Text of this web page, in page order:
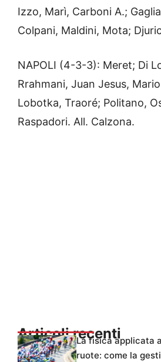
Izzo, Marì, Carboni A.;
Colpani, Maldini, Mota;
NAPOLI (4-3-3): Meret; Di
Rrahmani, Juan Jesus,
Lobotka, Traoré; Politano,
Raspadori. All. Calzona.
Articoli recenti
La fisica applicata
ruote: come la